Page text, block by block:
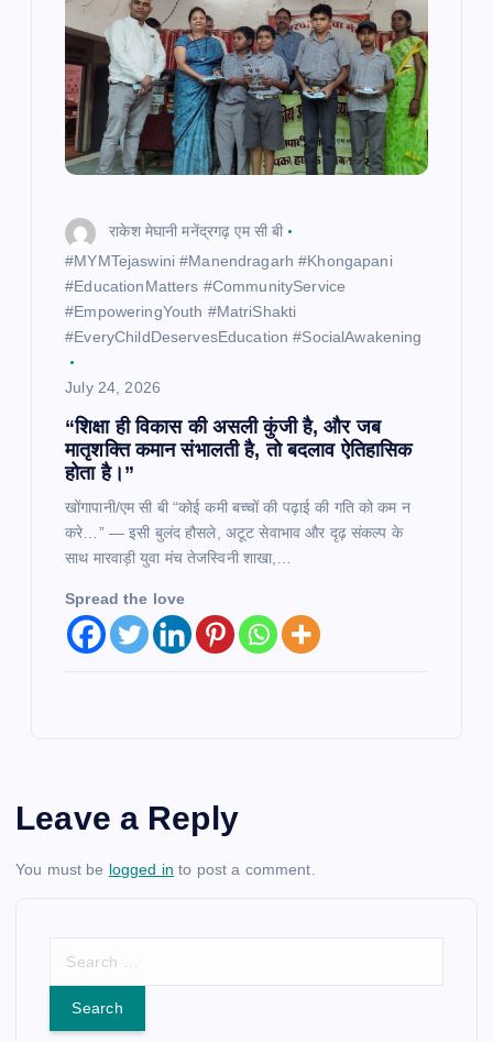
राकेश मेघानी मनेंद्रगढ़ एम सी बी
​#MYMTejaswini #Manendragarh #Khongapani
#EducationMatters #CommunityService
#EmpoweringYouth #MatriShakti
#EveryChildDeservesEducation #SocialAwakening
July 24, 2026
“शिक्षा ही विकास की असली कुंजी है, और जब
मातृशक्ति कमान संभालती है, तो बदलाव ऐतिहासिक
होता है।”
खोंगापानी/एम सी बी “कोई कमी बच्चों की पढ़ाई की गति को कम न
करे…” — इसी बुलंद हौसले, अटूट सेवाभाव और दृढ़ संकल्प के
साथ मारवाड़ी युवा मंच तेजस्विनी शाखा,…
Spread the love
Leave a Reply
You must be logged in to post a comment.